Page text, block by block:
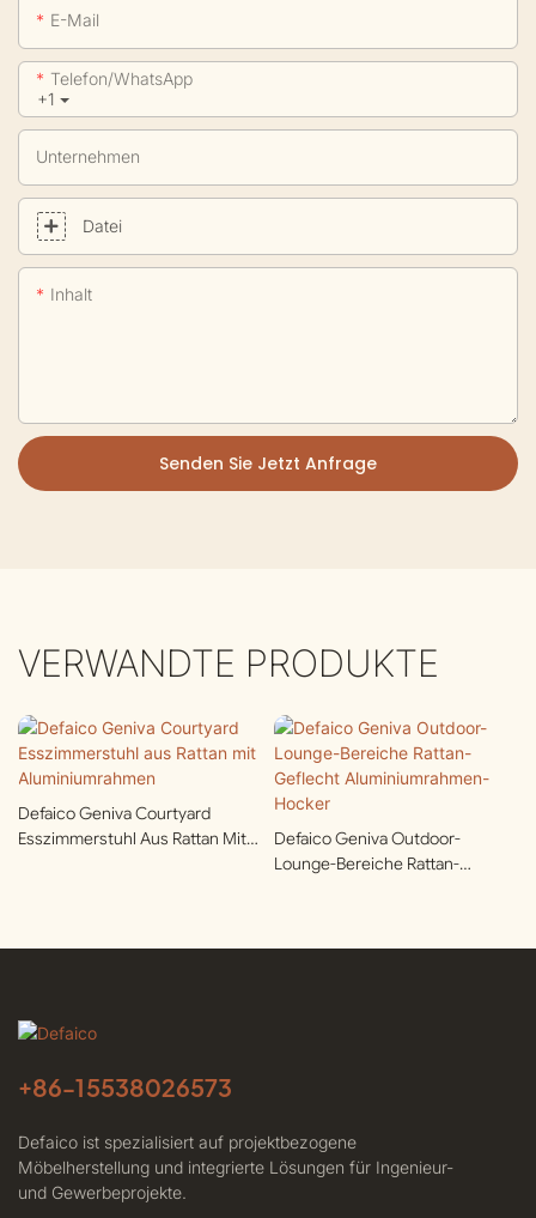
E-Mail
+1
Telefon/WhatsApp
Unternehmen
Datei
Inhalt
Senden Sie Jetzt Anfrage
VERWANDTE PRODUKTE
Defaico Geniva Courtyard
Esszimmerstuhl Aus Rattan Mit
Defaico Geniva Outdoor-
Lounge-Bereiche Rattan-
+86-15538026573
Defaico ist spezialisiert auf projektbezogene
Möbelherstellung und integrierte Lösungen für Ingenieur-
und Gewerbeprojekte.